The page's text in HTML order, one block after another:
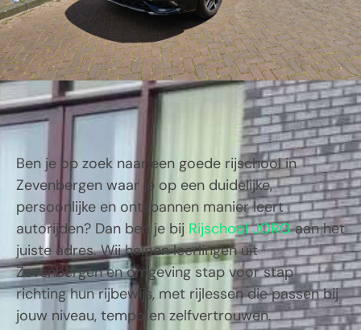
Ben je op zoek naar een goede rijschool in
Zevenbergen waar je op een duidelijke,
persoonlijke en ontspannen manier leert
autorijden? Dan ben je bij Rijschool JORGaan het
juiste adres. Wij helpen leerlingen uit
Zevenbergen en omgeving stap voor stap
richting hun rijbewijs, met rijlessen die passen bij
jouw niveau, tempo en zelfvertrouwen.